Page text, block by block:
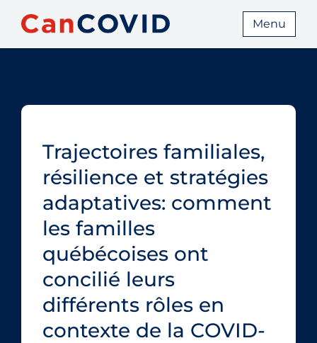
Menu
Trajectoires familiales,
résilience et stratégies
adaptatives: comment
les familles
québécoises ont
concilié leurs
différents rôles en
contexte de la COVID-